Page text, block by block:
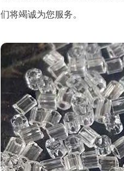
们将竭诚为您服务。